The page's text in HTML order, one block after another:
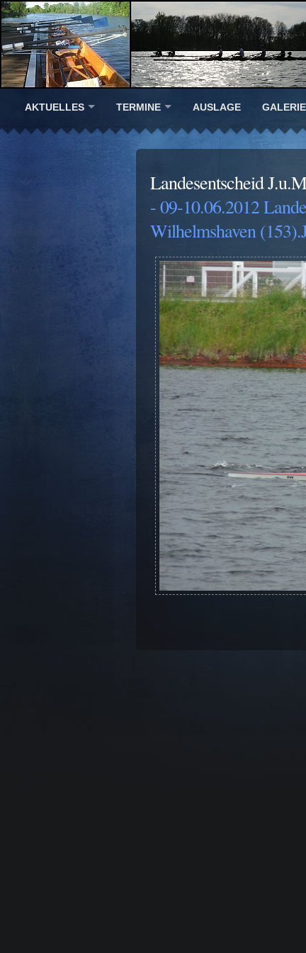
AKTUELLES TERMINE AUSLAGE GALERIE
Landesentscheid
- 09-10.06.2012
Wilhelmshaven